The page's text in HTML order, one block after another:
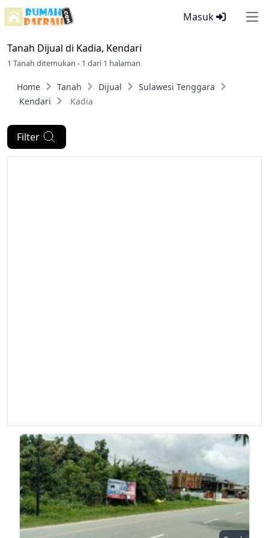
Masuk
Tanah Dijual di Kadia, Kendari
1 Tanah ditemukan - 1 dari 1 halaman
Home Tanah Dijual
Sulawesi Tenggara
Kendari
Kadia
Filter